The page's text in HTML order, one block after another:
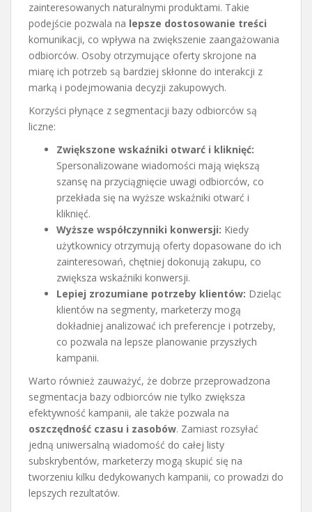
zainteresowanych naturalnymi produktami. Takie
podejście pozwala na lepsze dostosowanie treści
komunikacji, co wpływa na zwiększenie zaangażowania
odbiorców. Osoby otrzymujące oferty skrojone na
miarę ich potrzeb są bardziej skłonne do interakcji z
marką i podejmowania decyzji zakupowych.
Korzyści płynące z segmentacji bazy odbiorców są
liczne:
Zwiększone wskaźniki otwarć i kliknięć:
Spersonalizowane wiadomości mają większą
szansę na przyciągnięcie uwagi odbiorców, co
przekłada się na wyższe wskaźniki otwarć i
kliknięć.
Wyższe współczynniki konwersji: Kiedy
użytkownicy otrzymują oferty dopasowane do ich
zainteresowań, chętniej dokonują zakupu, co
zwiększa wskaźniki konwersji.
Lepiej zrozumiane potrzeby klientów: Dzieląc
klientów na segmenty, marketerzy mogą
dokładniej analizować ich preferencje i potrzeby,
co pozwala na lepsze planowanie przyszłych
kampanii.
Warto również zauważyć, że dobrze przeprowadzona
segmentacja bazy odbiorców nie tylko zwiększa
efektywność kampanii, ale także pozwala na
oszczędność czasu i zasobów. Zamiast rozsyłać
jedną uniwersalną wiadomość do całej listy
subskrybentów, marketerzy mogą skupić się na
tworzeniu kilku dedykowanych kampanii, co prowadzi do
lepszych rezultatów.